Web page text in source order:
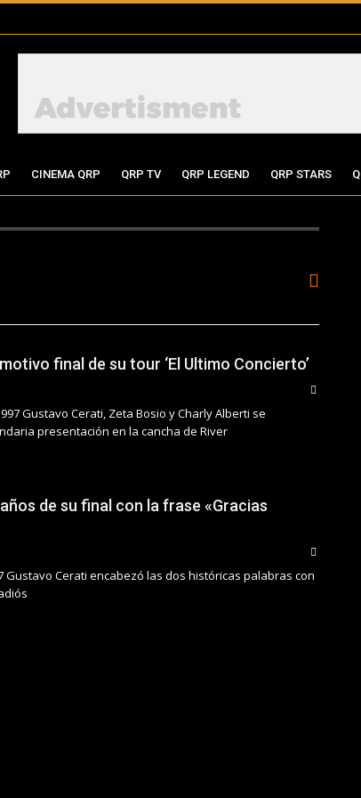
CINEMA QRP QRP TV QRP LEGEND QRP STARS
final de su tour ‘El Ultimo Concierto’
Gustavo Cerati, Zeta Bosio y Charly Alberti se
presentación en la cancha de River
de su final con la frase «Gracias
Gustavo Cerati encabezó las dos históricas palabras con